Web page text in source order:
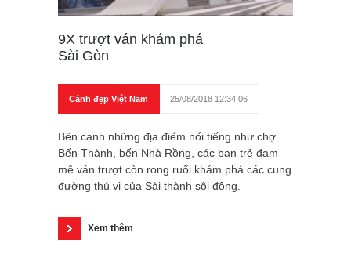
9X trượt ván khám phá
Sài Gòn
Cảnh đẹp Việt Nam 25/08/2018 12:34:06
Bên cạnh những địa điểm nổi tiếng như chợ
Bến Thành, bến Nhà Rồng, các bạn trẻ đam
mê ván trượt còn rong ruổi khám phá các cung
đường thú vị của Sài thành sôi động.
Xem thêm